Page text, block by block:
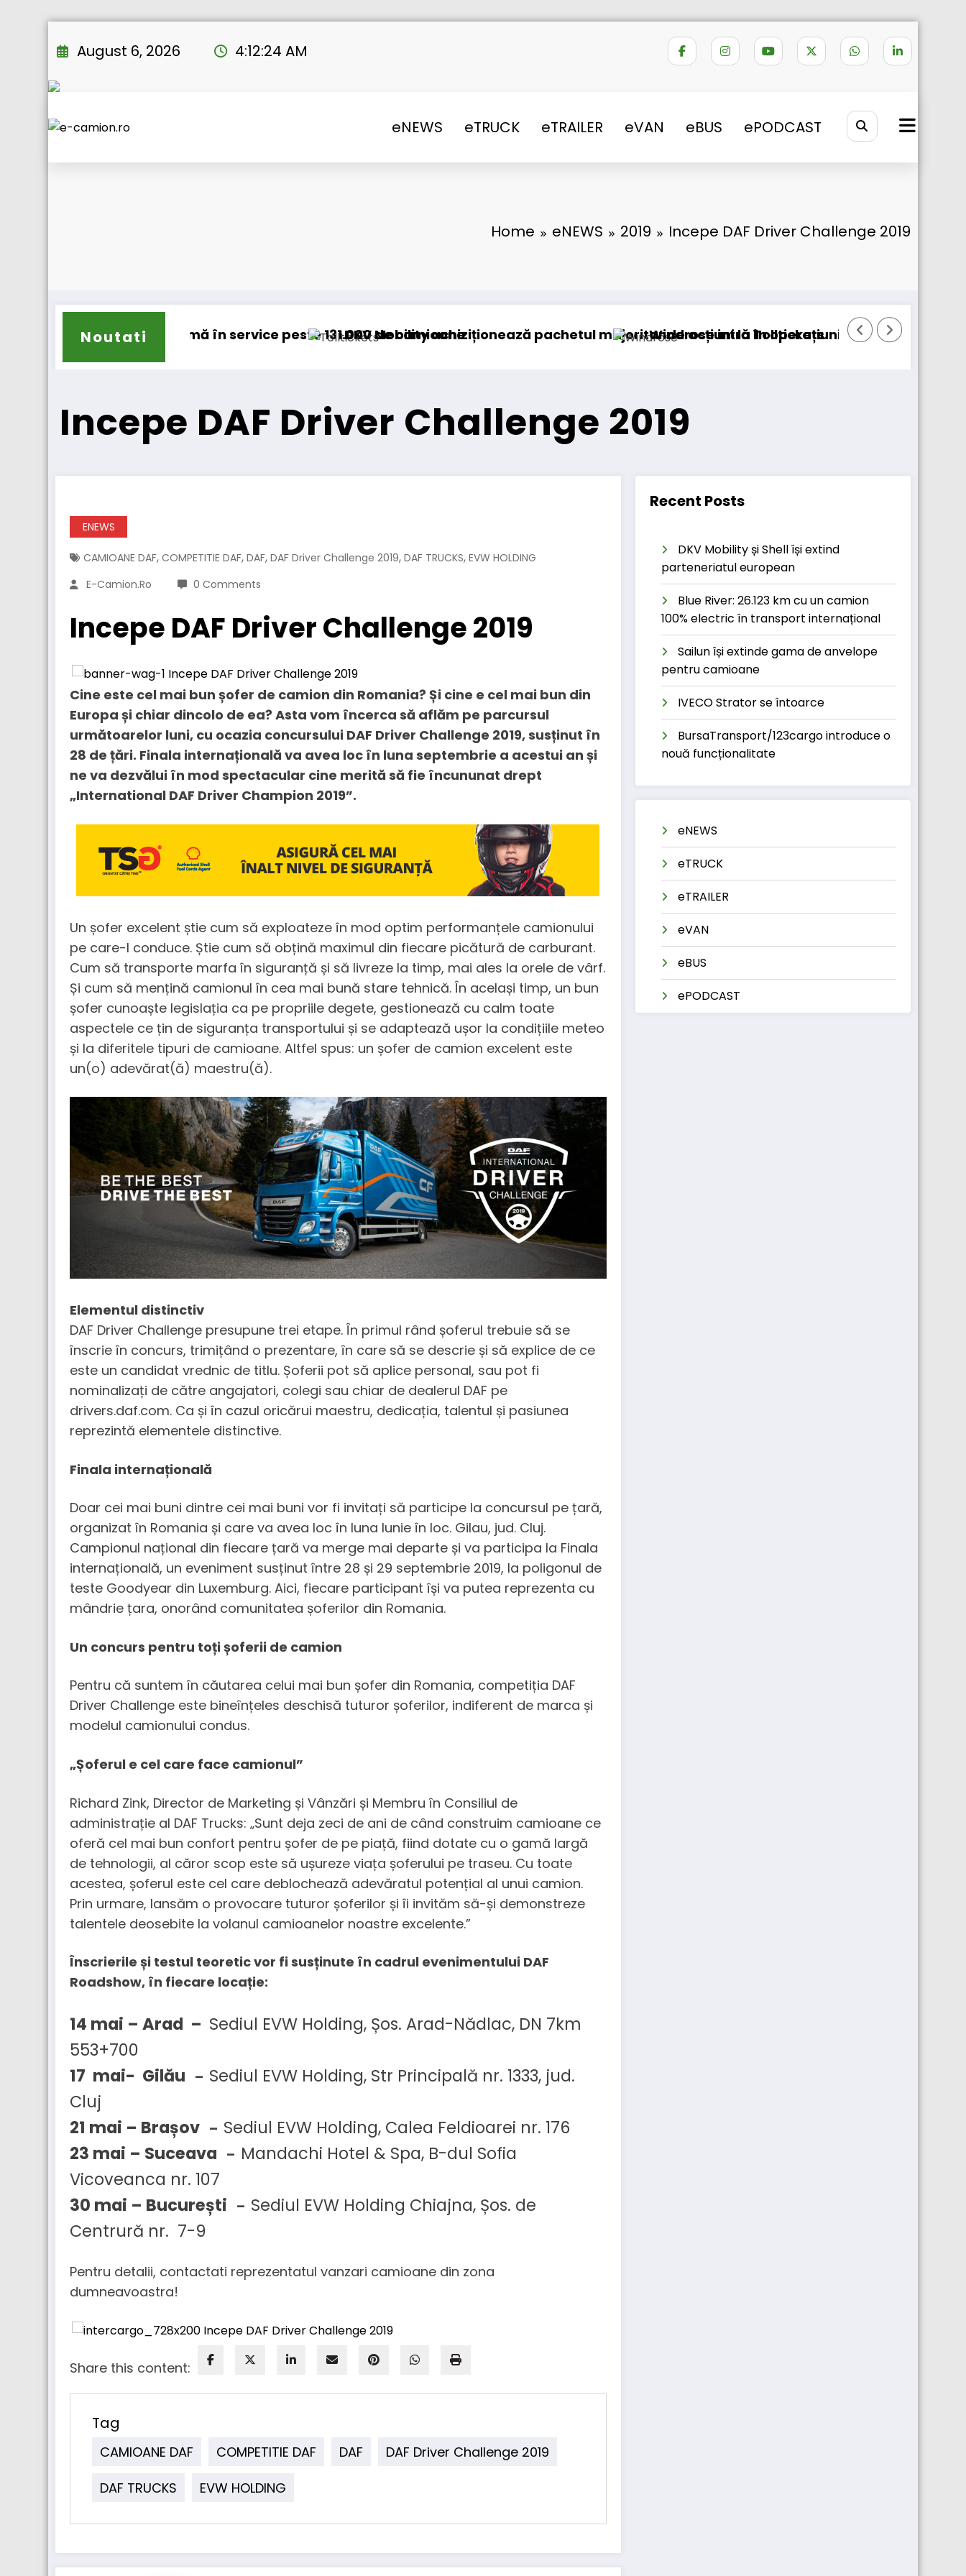
to
August 6, 2026 4:12:25 AM
eNEWS eTRUCK eTRAILER eVAN eBUS ePODCAST
Home eNEWS 2019 Incepe DAF Driver Challenge 2019
Noutati
peste 131.000 de camioane
DKV Mobility achiziționează pachetul majoritar de acțiuni la Tolltickets
Windrose intră în operațiuni comerciale cu DSVMAN livrează un autobuz inovator
Incepe DAF Driver Challenge 2019
ENEWS
CAMIOANE DAF, COMPETITIE DAF, DAF, DAF Driver Challenge 2019, DAF TRUCKS, EVW HOLDING
E-Camion.ro
0 Comments
Incepe DAF Driver Challenge 2019
Cine este cel mai bun șofer de camion din Romania? Și cine e cel mai bun din
Europa și chiar dincolo de ea? Asta vom încerca să aflăm pe parcursul
următoarelor luni, cu ocazia concursului DAF Driver Challenge 2019, susținut în
28 de țări. Finala internațională va avea loc în luna septembrie a acestui an și
ne va dezvălui în mod spectacular cine merită să fie încununat drept
„International DAF Driver Champion 2019”.
Un șofer excelent știe cum să exploateze în mod optim performanțele camionului
pe care-l conduce. Știe cum să obțină maximul din fiecare picătură de carburant.
Cum să transporte marfa în siguranță și să livreze la timp, mai ales la orele de vârf.
Și cum să mențină camionul în cea mai bună stare tehnică. În același timp, un bun
șofer cunoaște legislația ca pe propriile degete, gestionează cu calm toate
aspectele ce țin de siguranța transportului și se adaptează ușor la condițiile meteo
și la diferitele tipuri de camioane. Altfel spus: un șofer de camion excelent este
un(o) adevărat(ă) maestru(ă).
Elementul distinctiv
DAF Driver Challenge presupune trei etape. În primul rând șoferul trebuie să se
înscrie în concurs, trimițând o prezentare, în care să se descrie și să explice de ce
este un candidat vrednic de titlu. Șoferii pot să aplice personal, sau pot fi
nominalizați de către angajatori, colegi sau chiar de dealerul DAF pe
drivers.daf.com. Ca și în cazul oricărui maestru, dedicația, talentul și pasiunea
reprezintă elementele distinctive.
Finala internațională
Doar cei mai buni dintre cei mai buni vor fi invitați să participe la concursul pe țară,
organizat în Romania și care va avea loc în luna Iunie în loc. Gilau, jud. Cluj.
Campionul național din fiecare țară va merge mai departe și va participa la Finala
internațională, un eveniment susținut între 28 și 29 septembrie 2019, la poligonul de
teste Goodyear din Luxemburg. Aici, fiecare participant își va putea reprezenta cu
mândrie țara, onorând comunitatea șoferilor din Romania.
Un concurs pentru toți șoferii de camion
Pentru că suntem în căutarea celui mai bun șofer din Romania, competiția DAF
Driver Challenge este bineînțeles deschisă tuturor șoferilor, indiferent de marca și
modelul camionului condus.
„Șoferul e cel care face camionul”
Richard Zink, Director de Marketing și Vânzări și Membru în Consiliul de
administrație al DAF Trucks: „Sunt deja zeci de ani de când construim camioane ce
oferă cel mai bun confort pentru șofer de pe piață, fiind dotate cu o gamă largă
de tehnologii, al căror scop este să ușureze viața șoferului pe traseu. Cu toate
acestea, șoferul este cel care deblochează adevăratul potențial al unui camion.
Prin urmare, lansăm o provocare tuturor șoferilor și îi invităm să-și demonstreze
talentele deosebite la volanul camioanelor noastre excelente.”
Înscrierile și testul teoretic vor fi susținute în cadrul evenimentului DAF
Roadshow, în fiecare locație:
14 mai – Arad – Sediul EVW Holding, Șos. Arad-Nădlac, DN 7km
553+700
17 mai- Gilău – Sediul EVW Holding, Str Principală nr. 1333, jud.
Cluj
21 mai – Brașov – Sediul EVW Holding, Calea Feldioarei nr. 176
23 mai – Suceava – Mandachi Hotel & Spa, B-dul Sofia
Vicoveanca nr. 107
30 mai – București – Sediul EVW Holding Chiajna, Șos. de
Centrură nr. 7-9
Pentru detalii, contactati reprezentatul vanzari camioane din zona
dumneavoastra!
Share this content:
Tag
CAMIOANE DAF COMPETITIE DAF DAF
DAF Driver Challenge 2019
DAF TRUCKS
EVW HOLDING
Recent Posts
DKV Mobility și Shell își extind
parteneriatul european
Blue River: 26.123 km cu un camion
100% electric în transport internațional
Sailun își extinde gama de anvelope
pentru camioane
IVECO Strator se întoarce
BursaTransport/123cargo introduce o
nouă funcționalitate
eNEWS
eTRUCK
eTRAILER
eVAN
eBUS
ePODCAST